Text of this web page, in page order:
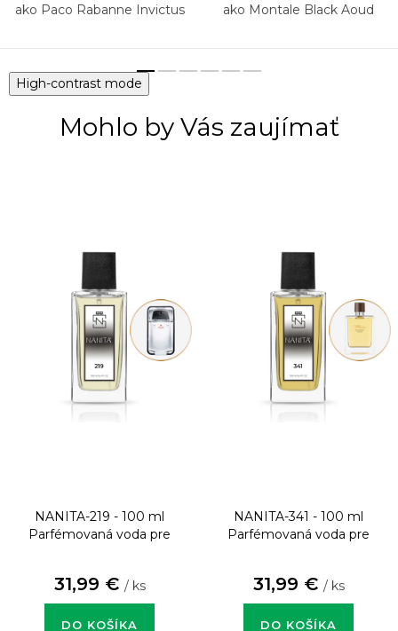
ako Paco Rabanne Invictus
ako Montale Black Aoud
High-contrast mode
Mohlo by Vás zaujímať
NANITA-219 - 100 ml
Parfémovaná voda pre
31,99 € / ks
DO KOŠÍKA
NANITA-341 - 100 ml
Parfémovaná voda pre
31,99 € / ks
DO KOŠÍKA